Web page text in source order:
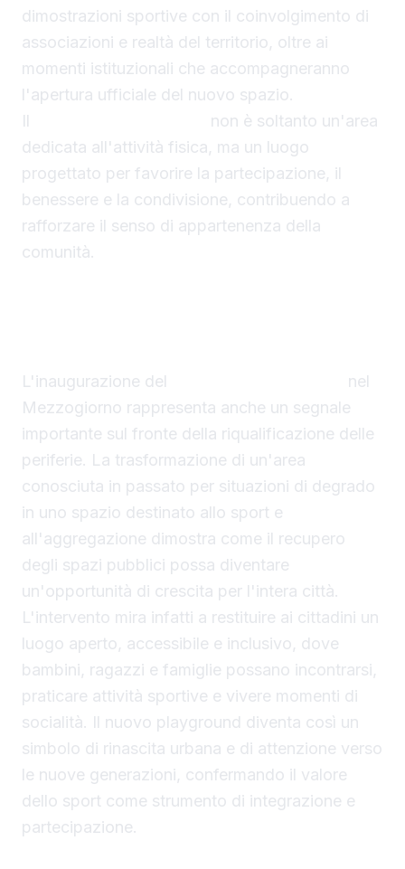
dimostrazioni sportive con il coinvolgimento di
associazioni e realtà del territorio, oltre ai
momenti istituzionali che accompagneranno
l'apertura ufficiale del nuovo spazio.
Il
non è soltanto un'area
dedicata all'attività fisica, ma un luogo
progettato per favorire la partecipazione, il
benessere e la condivisione, contribuendo a
rafforzare il senso di appartenenza della
comunità.
L'inaugurazione del
nel
Mezzogiorno rappresenta anche un segnale
importante sul fronte della riqualificazione delle
periferie. La trasformazione di un'area
conosciuta in passato per situazioni di degrado
in uno spazio destinato allo sport e
all'aggregazione dimostra come il recupero
degli spazi pubblici possa diventare
un'opportunità di crescita per l'intera città.
L'intervento mira infatti a restituire ai cittadini un
luogo aperto, accessibile e inclusivo, dove
bambini, ragazzi e famiglie possano incontrarsi,
praticare attività sportive e vivere momenti di
socialità. Il nuovo playground diventa così un
simbolo di rinascita urbana e di attenzione verso
le nuove generazioni, confermando il valore
dello sport come strumento di integrazione e
partecipazione.